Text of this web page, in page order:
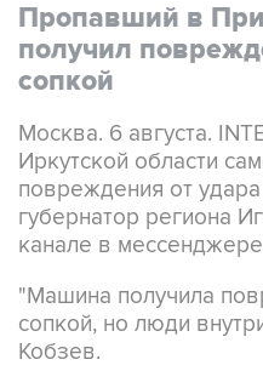
Пропавший в
получил
сопкой
Москва. 6 августа.
Иркутской области
повреждения от
губернатор региона
канале в
"Машина получила
сопкой, но люди
Кобзев.